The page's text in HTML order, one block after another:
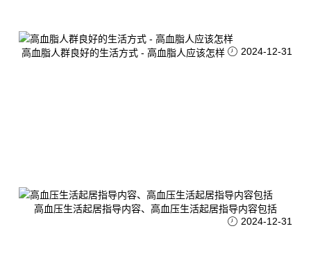
高血脂人群良好的生活方式 - 高血脂人应该怎样 2024-12-31
高血压生活起居指导内容、高血压生活起居指导内容包括
2024-12-31